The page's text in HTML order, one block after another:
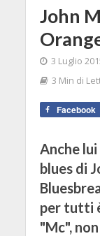
John
3 Luglio
3 Min di
Facebook
Anche
blues di
per tutti
"Mc",